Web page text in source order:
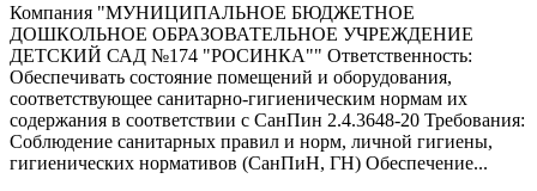
Компания "МУНИЦИПАЛЬНОЕ БЮДЖЕТНОЕ
ДОШКОЛЬНОЕ ОБРАЗОВАТЕЛЬНОЕ УЧРЕЖДЕНИЕ
ДЕТСКИЙ САД №174 "РОСИНКА"" Ответственность:
Обеспечивать состояние помещений и оборудования,
соответствующее санитарно-гигиеническим нормам их
содержания в соответствии с СанПин 2.4.3648-20 Требования:
Соблюдение санитарных правил и норм, личной гигиены,
гигиенических нормативов (СанПиН, ГН) Обеспечение...